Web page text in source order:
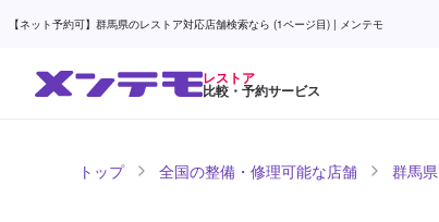
【ネット予約可】群馬県のレストア対応店舗検索なら (1ページ目) | メンテモ
レストア
比較・予約サービス
トップ 全国の整備・修理可能な店舗 群馬県